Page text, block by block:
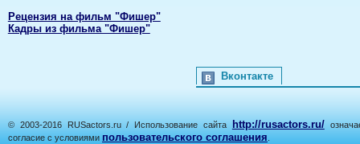
Рецензия на фильм "Фишер"
Кадры из фильма "Фишер"
Вконтакте
© 2003-2016 RUSactors.ru / Использование сайта http://rusactors.ru/
согласие с условиями пользовательского соглашения